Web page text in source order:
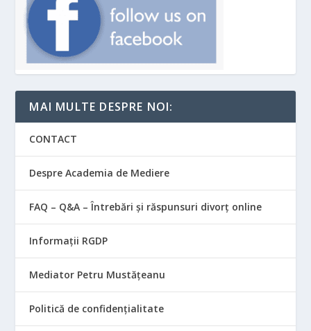
MAI MULTE DESPRE NOI:
CONTACT
Despre Academia de Mediere
FAQ – Q&A – Întrebări și răspunsuri divorț online
Informații RGDP
Mediator Petru Mustățeanu
Politică de confidențialitate